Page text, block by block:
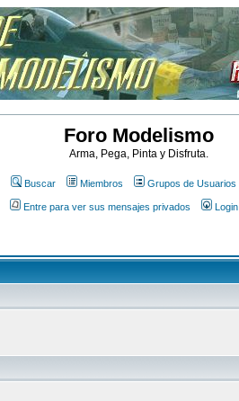
Foro Modelismo
Arma, Pega, Pinta y Disfruta.
Buscar Miembros Grupos de Usuarios
Entre para ver sus mensajes privados Login